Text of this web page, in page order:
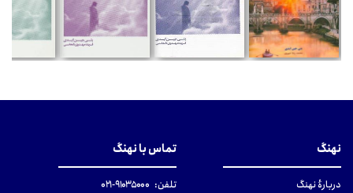
نهنگ
دربارهٔ نهنگ
تماس با نهنگ
تلفن: ۹۱۰۳۵۰۰۰-۰۲۱